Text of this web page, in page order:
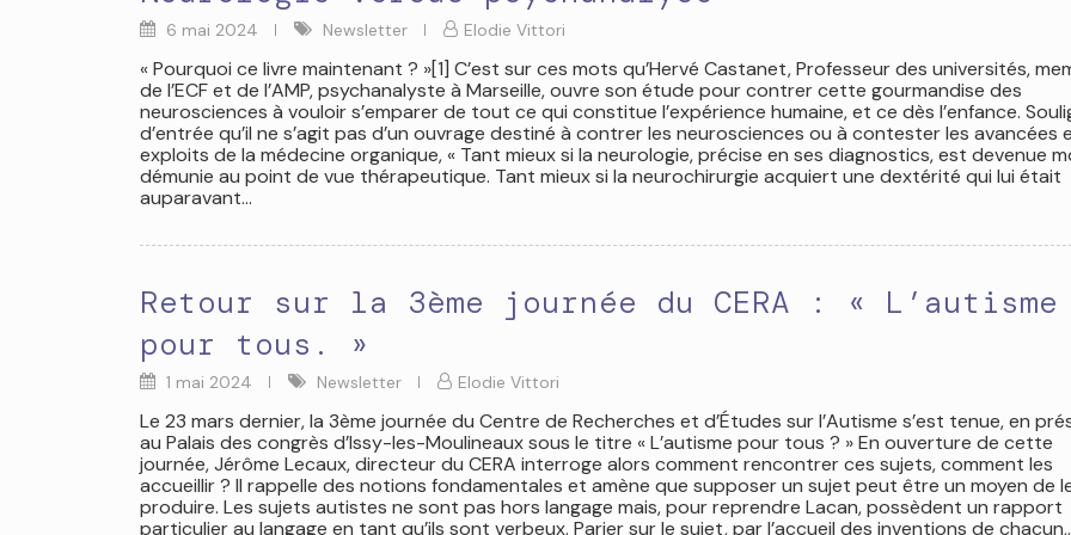
6 mai 2024 Newsletter Elodie Vittori
« Pourquoi ce livre maintenant ? »[1] C’est sur ces mots qu’Hervé Castanet, Professeur des universités,
de l’ECF et de l’AMP, psychanalyste à Marseille, ouvre son étude pour contrer cette gourmandise des
neurosciences à vouloir s’emparer de tout ce qui constitue l’expérience humaine, et ce dès l’enfance.
d’entrée qu’il ne s’agit pas d’un ouvrage destiné à contrer les neurosciences ou à contester les avancées
exploits de la médecine organique, « Tant mieux si la neurologie, précise en ses diagnostics, est devenue
démunie au point de vue thérapeutique. Tant mieux si la neurochirurgie acquiert une dextérité qui lui était
auparavant…
Retour sur la 3ème journée du CERA : « L’autisme
pour tous. »
1 mai 2024 Newsletter Elodie Vittori
Le 23 mars dernier, la 3ème journée du Centre de Recherches et d’Études sur l’Autisme s’est tenue, en
au Palais des congrès d’Issy-les-Moulineaux sous le titre « L’autisme pour tous ? » En ouverture de cette
journée, Jérôme Lecaux, directeur du CERA interroge alors comment rencontrer ces sujets, comment les
accueillir ? Il rappelle des notions fondamentales et amène que supposer un sujet peut être un moyen de
produire. Les sujets autistes ne sont pas hors langage mais, pour reprendre Lacan, possèdent un rapport
particulier au langage en tant qu’ils sont verbeux. Parier sur le sujet, par l’accueil des inventions de